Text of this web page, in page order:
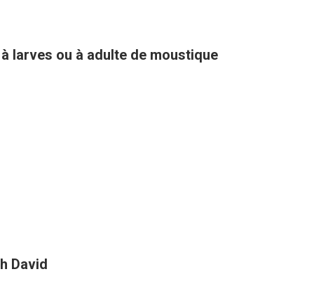
larves ou à adulte de moustique
David